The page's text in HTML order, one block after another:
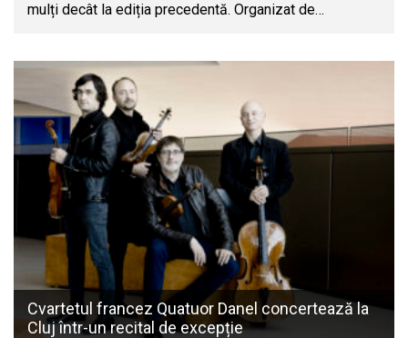
mulți decât la ediția precedentă. Organizat de…
Cvartetul francez Quatuor Danel concertează la
Cluj într-un recital de excepție